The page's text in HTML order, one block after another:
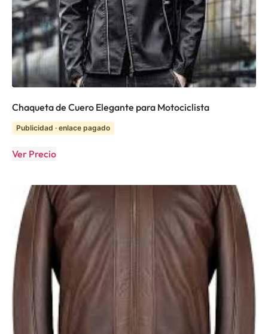
Chaqueta de Cuero Elegante para Motociclista
Publicidad · enlace pagado
Ver Precio